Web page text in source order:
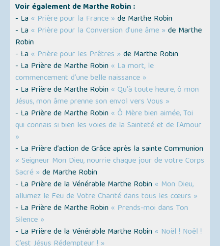
Voir également de Marthe Robin :
- La « Prière pour la France » de Marthe Robin
- La « Prière pour la Conversion d’une âme » de Marthe
Robin
- La « Prière pour les Prêtres » de Marthe Robin
- La Prière de Marthe Robin « La mort, le
commencement d’une belle naissance »
- La Prière de Marthe Robin « Qu'à toute heure, ô mon
Jésus, mon âme prenne son envol vers Vous »
- La Prière de Marthe Robin « Ô Mère bien aimée, Toi
qui connais si bien les voies de la Sainteté et de l'Amour
»
- La Prière d’action de Grâce après la sainte Communion
« Seigneur Mon Dieu, nourrie chaque jour de votre Corps
Sacré » de Marthe Robin
- La Prière de la Vénérable Marthe Robin « Mon Dieu,
allumez le Feu de Votre Charité dans tous les cœurs »
- La Prière de Marthe Robin « Prends-moi dans Ton
Silence »
- La Prière de la Vénérable Marthe Robin « Noël ! Noël !